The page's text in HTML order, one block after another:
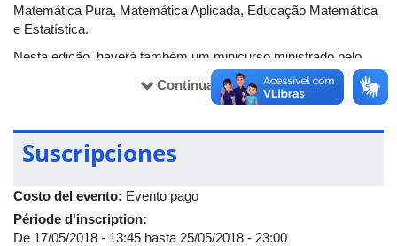
Matemática Pura, Matemática Aplicada, Educação Matemática
e Estatística.
Nesta edição, haverá também um minicurso ministrado pelo
professor Hernán Roberto Montúfar López e uma oficina
aplicada pela professora Fabiana Fiorezi de Marco Matos,
comunidade acadêmica da Faculdade e Matemática da UFU.
O evento acontece entre os dias 28 e 30 de maio, no Auditório
https://petmatfamat.wixsite.com/mostraic
Continuar lendo
Suscripciones
Costo del evento: Evento pago
Période d'inscription:
De 17/05/2018 - 13:45 hasta 25/05/2018 - 23:00